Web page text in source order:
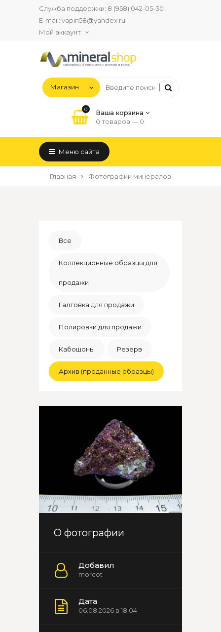
Служба поддержки: 8 (958) 042-05-30
E-mail: vapin58@yandex.ru
Мой аккаунт
0
Ваша корзина
0 товаров — 0
Меню сайта
Главная Фотографии минералов
Все
Коллекционные образцы для
продажи
Галтовка для продажи
Полировки для продажи
Кабошоны Резерв
Архив (проданные образцы)
О фотографии
Добавил
morcot
Дата
06.08.2026 в 18:04